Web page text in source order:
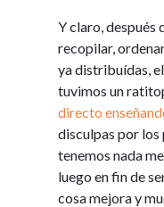
Y claro, después
recopilar,
ya distribuídas,
tuvimos un
directo
disculpas por los
tenemos nada
luego en fin de
cosa mejora y